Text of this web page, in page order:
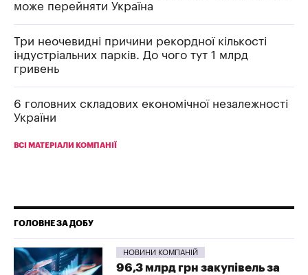
може перейняти Україна
Три неочевидні причини рекордної кількості
індустріальних парків. До чого тут 1 млрд
гривень
6 головних складових економічної незалежності
України
ВСІ МАТЕРІАЛИ КОМПАНІЇ
ГОЛОВНЕ ЗА ДОБУ
НОВИНИ КОМПАНІЙ
96,3 млрд грн закупівель за